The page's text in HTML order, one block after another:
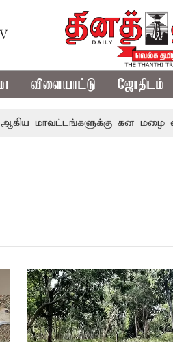
விளையாட்டு ஜோதிடம்
மாவட்டங்களுக்கு கன மழை